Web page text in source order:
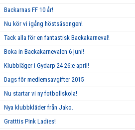
Backarnas FF 10 år!
Nu kör vi igång höstsäsongen!
Tack alla för en fantastisk Backakarneval!
Boka in Backakarnevalen 6 juni!
Klubbläger i Gydarp 24-26:e april!
Dags för medlemsavgifter 2015
Nu startar vi ny fotbollskola!
Nya klubbkläder från Jako.
Gratttis Pink Ladies!